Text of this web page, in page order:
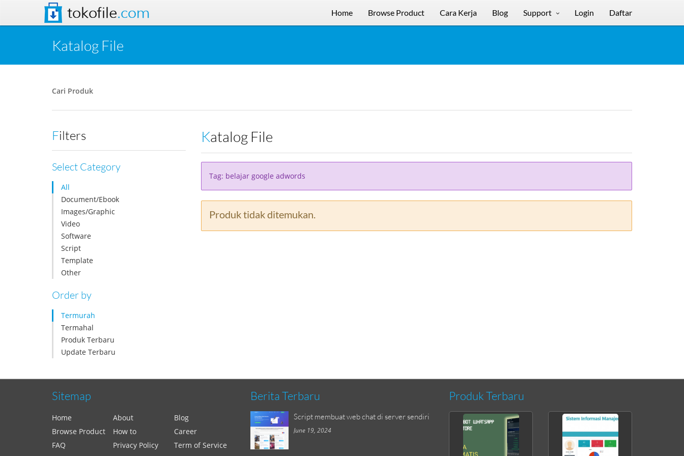
tokofile.com Home Browse Product Cara Kerja Blog Support Login Daftar
Katalog File
Cari Produk
Filters
Select Category
All
Document/Ebook
Images/Graphic
Video
Software
Script
Template
Other
Order by
Termurah
Termahal
Produk Terbaru
Update Terbaru
Katalog File
Tag: belajar google adwords
Produk tidak ditemukan.
Sitemap
Home About
Blog
Browse Product
How to
Career
FAQ
Privacy Policy
Term of Service
Berita Terbaru
Script membuat web chat di server sendiri
June 19, 2024
Produk Terbaru